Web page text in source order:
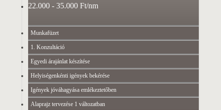
22.000 - 35.000 Ft/nm
Munkafüzet
1. Konzultáció
Egyedi árajánlat készítése
Helyiségenkénti igények bekérése
Igények jóváhagyása emlékeztetőben
Alaprajz tervezése 1 változatban